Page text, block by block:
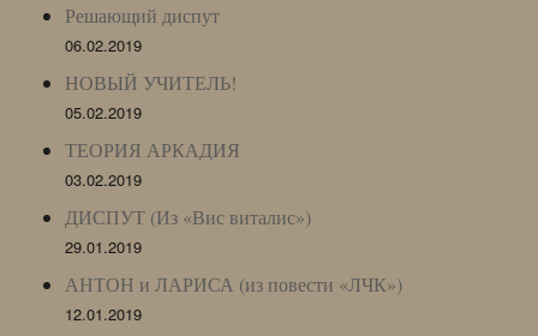
Решающий диспут
06.02.2019
НОВЫЙ УЧИТЕЛЬ!
05.02.2019
ТЕОРИЯ АРКАДИЯ
03.02.2019
ДИСПУТ (Из «Вис виталис»)
29.01.2019
АНТОН и ЛАРИСА (из повести «ЛЧК»)
12.01.2019